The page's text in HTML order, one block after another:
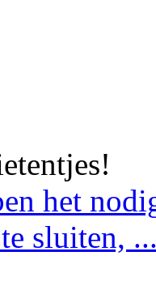
het
sluiten,